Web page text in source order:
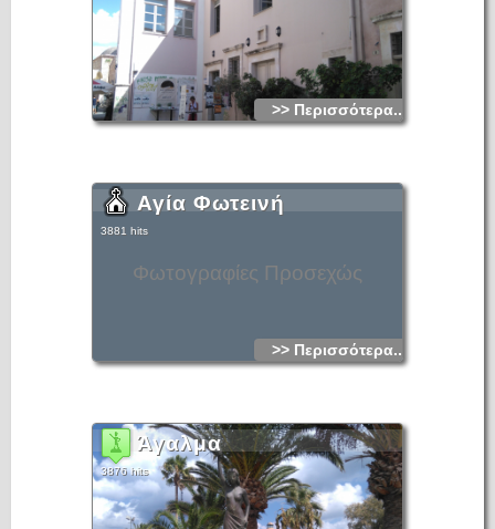
>> Περισσότερα...
Φωτογραφίες Προσεχώς
Αγία Φωτεινή
3881 hits
>> Περισσότερα...
Άγαλμα
3876 hits